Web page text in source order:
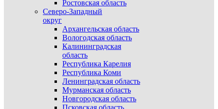
Ростовская область
Северо-Западный
округ
Архангельская область
Вологодская область
Калининградская
область
Республика Карелия
Республика Коми
Ленинградская область
Мурманская область
Новгородская область
Псковская область